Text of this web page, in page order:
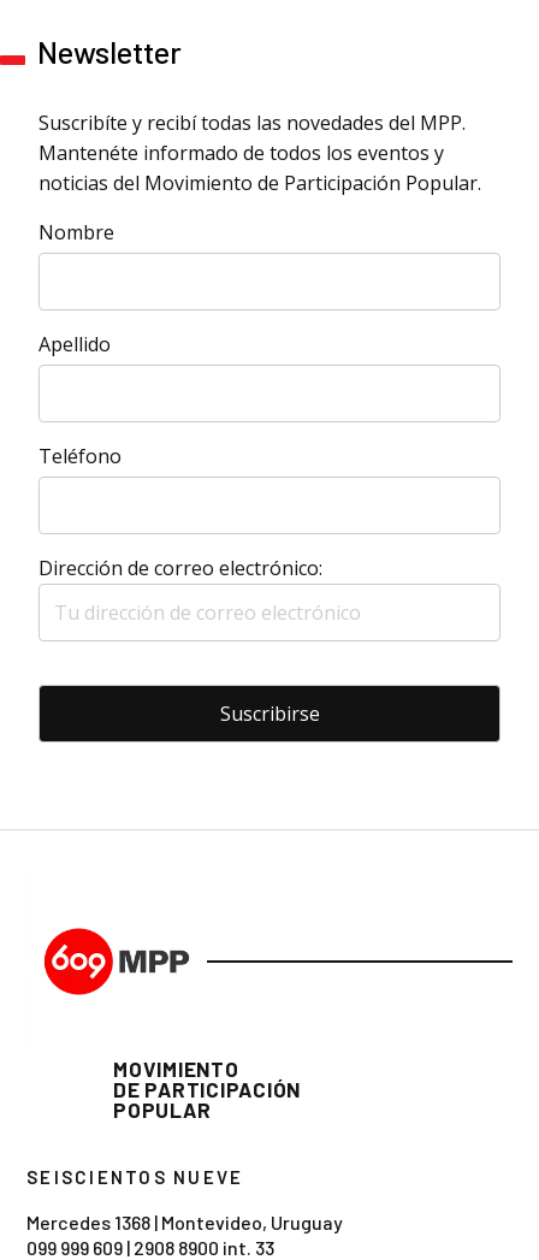
Newsletter
Suscribíte y recibí todas las novedades del MPP.
Mantenéte informado de todos los eventos y
noticias del Movimiento de Participación Popular.
Nombre
Apellido
Teléfono
Dirección de correo electrónico:
MOVIMIENTO
DE PARTICIPACIÓN
POPULAR
SEISCIENTOS NUEVE
Mercedes 1368 | Montevideo, Uruguay
099 999 609 | 2908 8900 int. 33